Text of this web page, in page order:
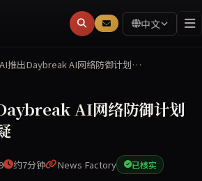
中文
推出Daybreak AI网络防御计划…
AI网络防御计划
约7分钟 News Factory 已核实